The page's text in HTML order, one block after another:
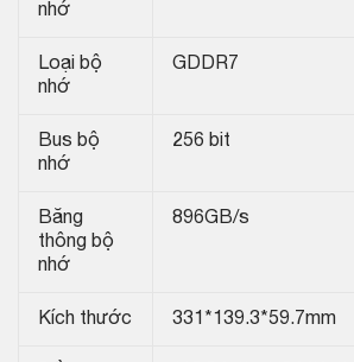
nhớ
Loại bộ
nhớ
GDDR7
Bus bộ
nhớ
256 bit
Băng
thông bộ
nhớ
896GB/s
Kích thước 331*139.3*59.7mm